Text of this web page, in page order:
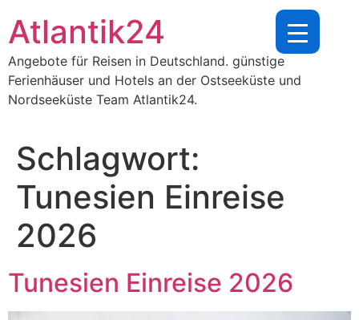
Inhalt
springen
Atlantik24
Angebote für Reisen in Deutschland. günstige
Ferienhäuser und Hotels an der Ostseeküste und
Nordseeküste Team Atlantik24.
Schlagwort:
Tunesien Einreise
2026
Tunesien Einreise 2026